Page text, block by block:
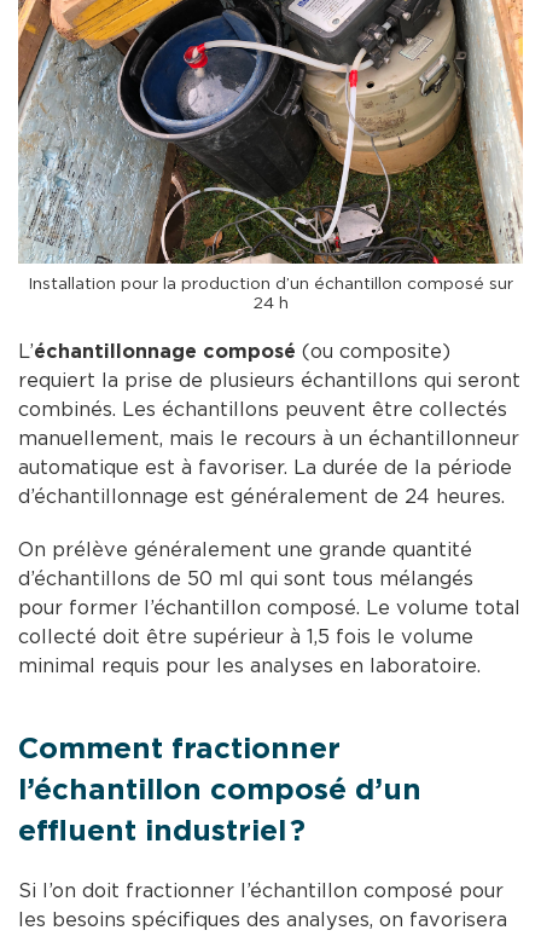
Installation pour la production d’un échantillon composé sur
24 h
L’échantillonnage composé (ou composite)
requiert la prise de plusieurs échantillons qui seront
combinés. Les échantillons peuvent être collectés
manuellement, mais le recours à un échantillonneur
automatique est à favoriser. La durée de la période
d’échantillonnage est généralement de 24 heures.
On prélève généralement une grande quantité
d’échantillons de 50 ml qui sont tous mélangés
pour former l’échantillon composé. Le volume total
collecté doit être supérieur à 1,5 fois le volume
minimal requis pour les analyses en laboratoire.
Comment fractionner
l’échantillon composé d’un
effluent industriel ?
Si l’on doit fractionner l’échantillon composé pour
les besoins spécifiques des analyses, on favorisera